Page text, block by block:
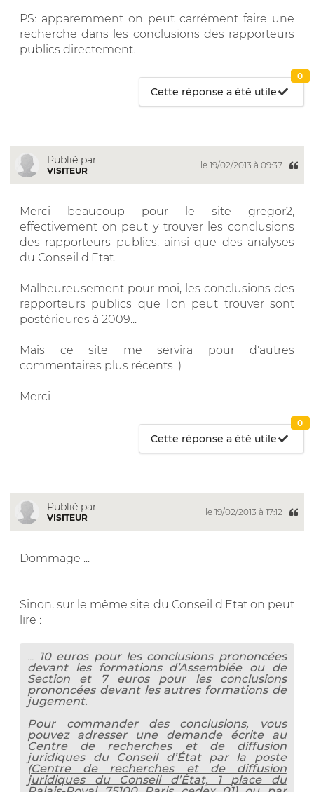
PS: apparemment on peut carrément faire une
recherche dans les conclusions des rapporteurs
publics directement.
Cette réponse a été utile
0
Publié par
VISITEUR
le 19/02/2013 à 09:37
Merci beaucoup pour le site gregor2,
effectivement on peut y trouver les conclusions
des rapporteurs publics, ainsi que des analyses
du Conseil d'Etat.
Malheureusement pour moi, les conclusions des
rapporteurs publics que l'on peut trouver sont
postérieures à 2009...
Mais ce site me servira pour d'autres
commentaires plus récents :)
Merci
Cette réponse a été utile
0
Publié par
VISITEUR
le 19/02/2013 à 17:12
Dommage ...
Sinon, sur le même site du Conseil d'Etat on peut
lire :
... 10 euros pour les conclusions prononcées
devant les formations d’Assemblée ou de
Section et 7 euros pour les conclusions
prononcées devant les autres formations de
jugement.
Pour commander des conclusions, vous
pouvez adresser une demande écrite au
Centre de recherches et de diffusion
juridiques du Conseil d’État par la poste
(Centre de recherches et de diffusion
juridiques du Conseil d’État, 1 place du